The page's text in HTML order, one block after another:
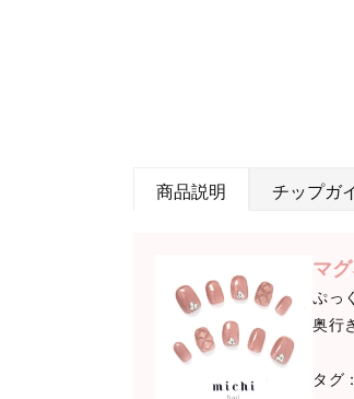
商品説明 チップガ
マ
ぷっ
奥行
タグ